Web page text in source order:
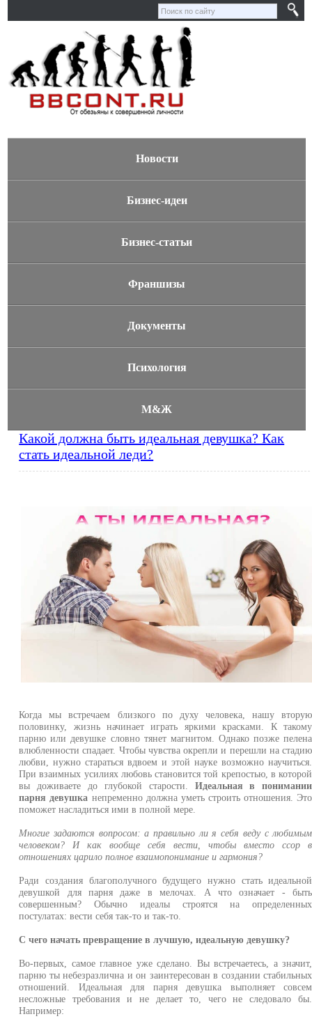
Новости
Бизнес-идеи
Бизнес-статьи
Франшизы
Документы
Психология
М&Ж
Какой должна быть идеальная девушка? Как
стать идеальной леди?
Когда мы встречаем близкого по духу человека, нашу вторую
половинку, жизнь начинает играть яркими красками. К такому
парню или девушке словно тянет магнитом. Однако позже пелена
влюбленности спадает. Чтобы чувства окрепли и перешли на стадию
любви, нужно стараться вдвоем и этой науке возможно научиться.
При взаимных усилиях любовь становится той крепостью, в которой
вы доживаете до глубокой старости. Идеальная в понимании
парня девушка непременно должна уметь строить отношения. Это
поможет насладиться ими в полной мере.
Многие задаются вопросом: а правильно ли я себя веду с любимым
человеком? И как вообще себя вести, чтобы вместо ссор в
отношениях царило полное взаимопонимание и гармония?
Ради создания благополучного будущего нужно стать идеальной
девушкой для парня даже в мелочах. А что означает - быть
совершенным? Обычно идеалы строятся на определенных
постулатах: вести себя так-то и так-то.
С чего начать превращение в лучшую, идеальную девушку?
Во-первых, самое главное уже сделано. Вы встречаетесь, а значит,
парню ты небезразлична и он заинтересован в создании стабильных
отношений. Идеальная для парня девушка выполняет совсем
несложные требования и не делает то, чего не следовало бы.
Например: